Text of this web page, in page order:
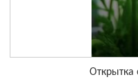
Открытка